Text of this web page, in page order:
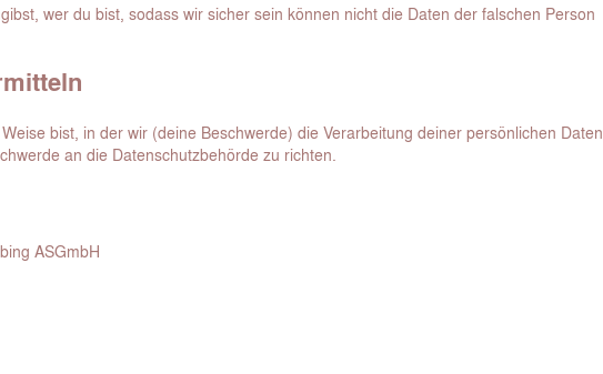
wer du bist, sodass wir sicher sein können nicht die Daten der falschen Person
bist, in der wir (deine Beschwerde) die Verarbeitung deiner persönlichen Daten
an die Datenschutzbehörde zu richten.
ASGmbH